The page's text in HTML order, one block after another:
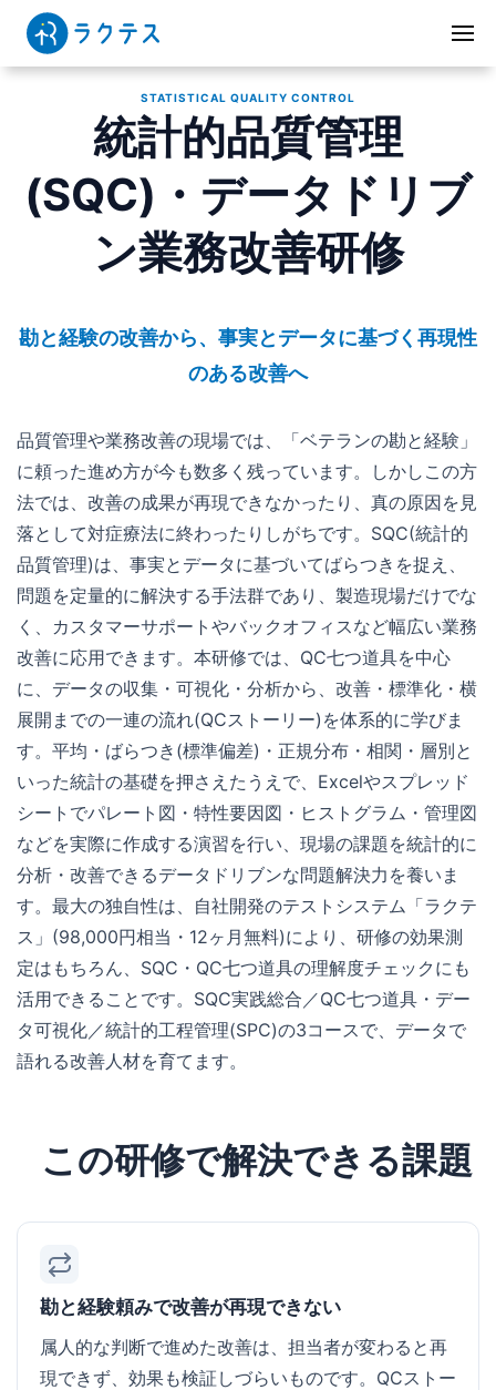
STATISTICAL QUALITY CONTROL
統計的品質管理
(SQC)・データドリブ
ン業務改善研修
勘と経験の改善から、事実とデータに基づく再現性
のある改善へ
品質管理や業務改善の現場では、「ベテランの勘と経験」
に頼った進め方が今も数多く残っています。しかしこの方
法では、改善の成果が再現できなかったり、真の原因を見
落として対症療法に終わったりしがちです。SQC(統計的
品質管理)は、事実とデータに基づいてばらつきを捉え、
問題を定量的に解決する手法群であり、製造現場だけでな
く、カスタマーサポートやバックオフィスなど幅広い業務
改善に応用できます。本研修では、QC七つ道具を中心
に、データの収集・可視化・分析から、改善・標準化・横
展開までの一連の流れ(QCストーリー)を体系的に学びま
す。平均・ばらつき(標準偏差)・正規分布・相関・層別と
いった統計の基礎を押さえたうえで、Excelやスプレッド
シートでパレート図・特性要因図・ヒストグラム・管理図
などを実際に作成する演習を行い、現場の課題を統計的に
分析・改善できるデータドリブンな問題解決力を養いま
す。最大の独自性は、自社開発のテストシステム「ラクテ
ス」(98,000円相当・12ヶ月無料)により、研修の効果測
定はもちろん、SQC・QC七つ道具の理解度チェックにも
活用できることです。SQC実践総合／QC七つ道具・デー
タ可視化／統計的工程管理(SPC)の3コースで、データで
語れる改善人材を育てます。
この研修で解決できる課題
勘と経験頼みで改善が再現できない
属人的な判断で進めた改善は、担当者が変わると再
現できず、効果も検証しづらいものです。QCストー